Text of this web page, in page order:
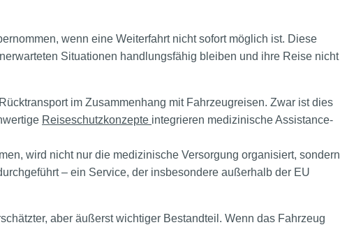
wenn eine Weiterfahrt nicht sofort möglich ist. Diese
Situationen handlungsfähig bleiben und ihre Reise nicht
im Zusammenhang mit Fahrzeugreisen. Zwar ist dies
Reiseschutzkonzepte integrieren medizinische Assistance-
wird nicht nur die medizinische Versorgung organisiert, sondern
– ein Service, der insbesondere außerhalb der EU
aber äußerst wichtiger Bestandteil. Wenn das Fahrzeug